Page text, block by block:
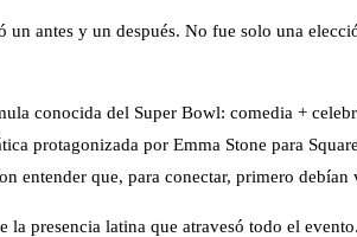
antes y un después. No fue solo una
conocida del Super Bowl: comedia +
protagonizada por Emma Stone para
entender que, para conectar, primero debían
presencia latina que atravesó todo el evento.